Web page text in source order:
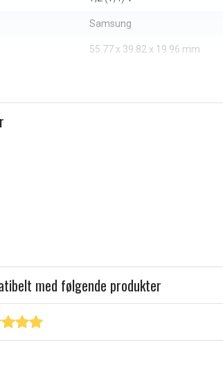
Samsung
55.77 x 39.82 x 19.96 mm
med følgende produkter